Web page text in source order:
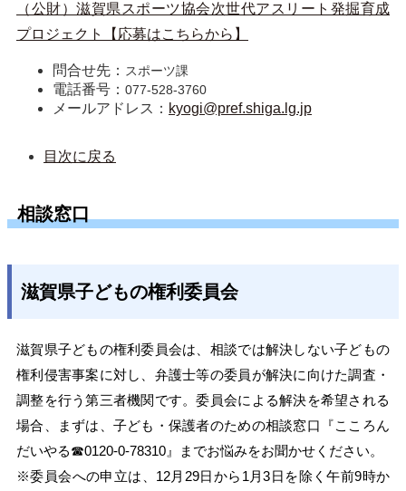
（公財）滋賀県スポーツ協会次世代アスリート発掘育成
プロジェクト【応募はこちらから】
問合せ先： スポーツ課
電話番号： 077-528-3760
メールアドレス： kyogi@pref.shiga.lg.jp
目次に戻る
相談窓口
滋賀県子どもの権利委員会
滋賀県子どもの権利委員会は、相談では解決しない子どもの
権利侵害事案に対し、弁護士等の委員が解決に向けた調査・
調整を行う第三者機関です。委員会による解決を希望される
場合、まずは、子ども・保護者のための相談窓口『こころん
だいやる☎0120-0-78310』までお悩みをお聞かせください。
※委員会への申立は、12月29日から1月3日を除く午前9時か